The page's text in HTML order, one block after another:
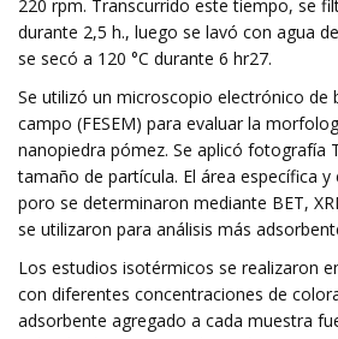
220 rpm. Transcurrido este tiempo, se
durante 2,5 h., luego se lavó con agua
se secó a 120 °C durante 6 hr27.
Se utilizó un microscopio electrónico de
campo (FESEM) para evaluar la
nanopiedra pómez. Se aplicó fotografía
tamaño de partícula. El área específica
poro se determinaron mediante BET,
se utilizaron para análisis más
Los estudios isotérmicos se realizaron
con diferentes concentraciones de
adsorbente agregado a cada muestra